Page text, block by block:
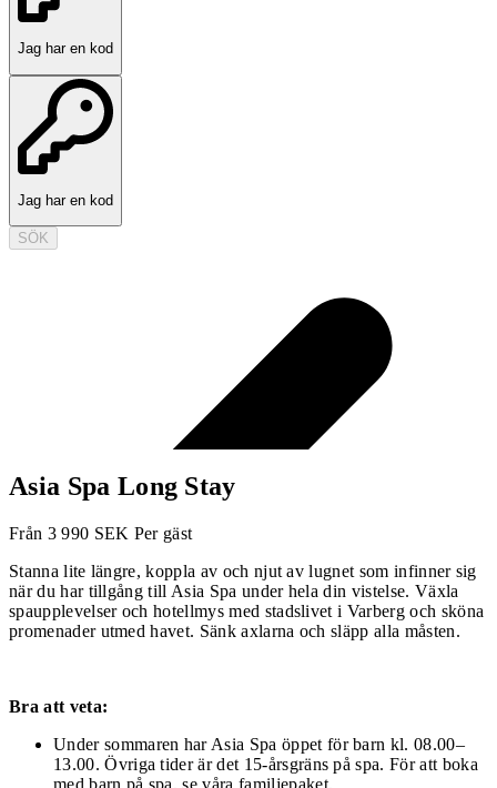
Jag har en kod
Jag har en kod
SÖK
Asia Spa Long Stay
Från 3 990 SEK Per gäst
Stanna lite längre, koppla av och njut av lugnet som infinner sig
när du har tillgång till Asia Spa under hela din vistelse. Växla
spaupplevelser och hotellmys med stadslivet i Varberg och sköna
promenader utmed havet. Sänk axlarna och släpp alla måsten.
Bra att veta:
Under sommaren har Asia Spa öppet för barn kl. 08.00–
13.00. Övriga tider är det 15-årsgräns på spa. För att boka